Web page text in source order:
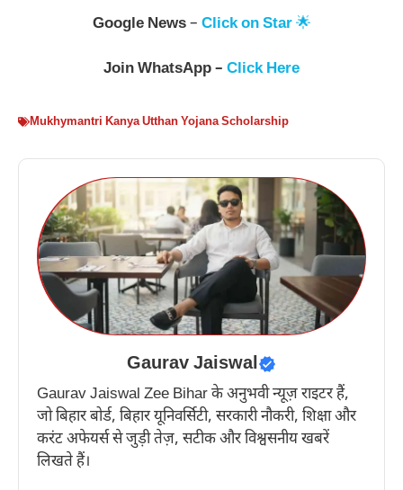
Google News– Click on Star🌟
Join WhatsApp – Click Here
Mukhymantri Kanya Utthan Yojana Scholarship
Gaurav Jaiswal
Gaurav Jaiswal Zee Bihar के अनुभवी न्यूज़ राइटर हैं,
जो बिहार बोर्ड, बिहार यूनिवर्सिटी, सरकारी नौकरी, शिक्षा और
करंट अफेयर्स से जुड़ी तेज़, सटीक और विश्वसनीय खबरें
लिखते हैं।